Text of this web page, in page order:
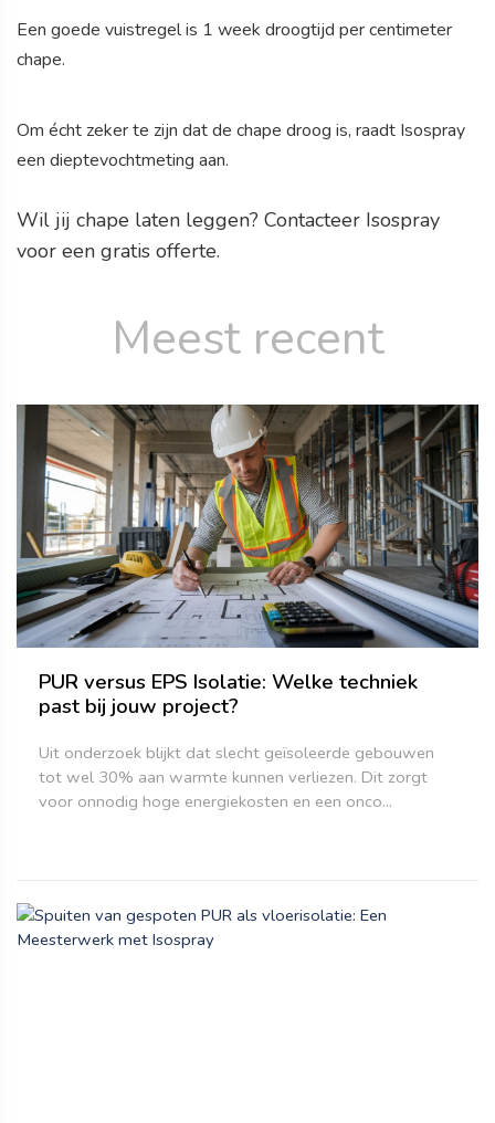
Een goede vuistregel is 1 week droogtijd per centimeter
chape.
Om écht zeker te zijn dat de chape droog is, raadt Isospray
een dieptevochtmeting aan.
Wil jij chape laten leggen? Contacteer Isospray
voor een gratis offerte.
Meest recent
PUR versus EPS Isolatie: Welke techniek
past bij jouw project?
Uit onderzoek blijkt dat slecht geïsoleerde gebouwen
tot wel 30% aan warmte kunnen verliezen. Dit zorgt
voor onnodig hoge energiekosten en een onco...